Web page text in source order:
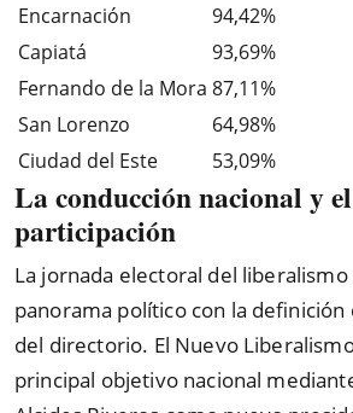
Encarnación
94,42%
Capiatá
93,69%
Fernando de la Mora 87,11%
San Lorenzo
64,98%
Ciudad del Este
53,09%
La conducción nacional y
participación
La jornada electoral del
panorama político con la definición
del directorio. El Nuevo
principal objetivo nacional